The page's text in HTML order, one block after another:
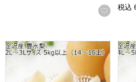
お気に
税込
石川県金沢産 豊水梨 2L〜3Lサイ
石